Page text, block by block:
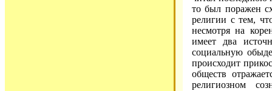
то был поражен
религии с тем,
несмотря на
имеет два
социальную
происходит
обществ
религиозном